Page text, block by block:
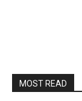
MOST READ